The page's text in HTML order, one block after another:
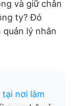
và giữ chân
ty? Đó
quản lý nhân
nơi làm